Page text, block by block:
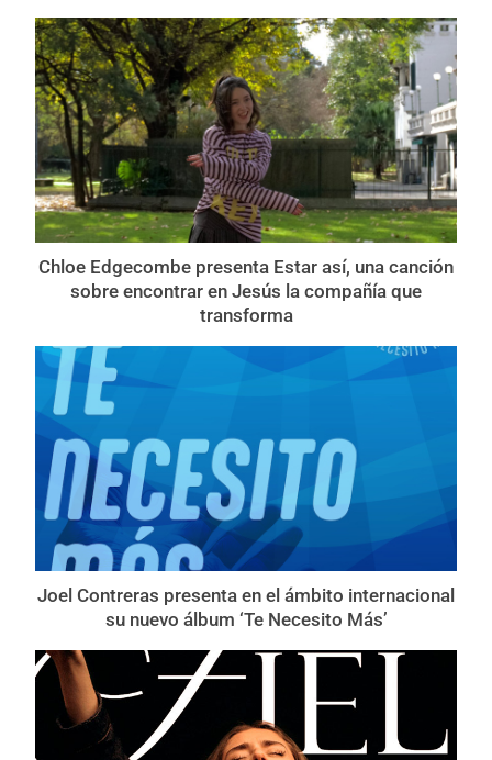
Chloe Edgecombe presenta Estar así, una canción
sobre encontrar en Jesús la compañía que
transforma
Joel Contreras presenta en el ámbito internacional
su nuevo álbum ‘Te Necesito Más’